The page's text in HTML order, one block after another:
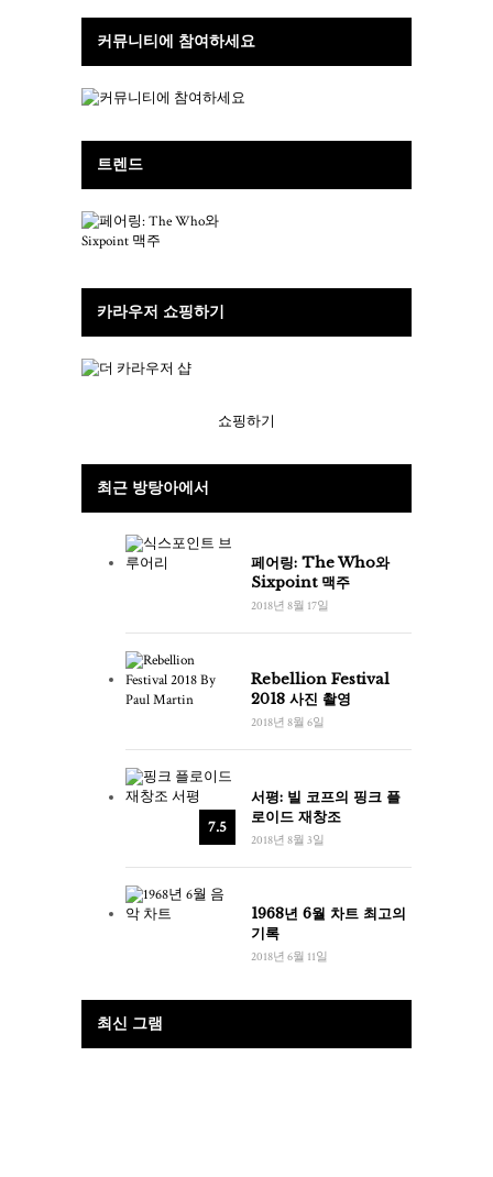
커뮤니티에 참여하세요
트렌드
카라우저 쇼핑하기
쇼핑하기
최근 방탕아에서
페어링: The Who와
Sixpoint 맥주
2018년 8월 17일
Rebellion Festival
2018 사진 촬영
2018년 8월 6일
7.5
서평: 빌 코프의 핑크 플
로이드 재창조
2018년 8월 3일
1968년 6월 차트 최고의
기록
2018년 6월 11일
최신 그램